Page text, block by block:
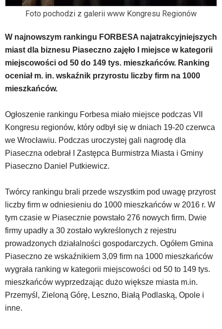
w
dedykowane
klawiaturowe,
zatem
nawigacja
standardowy
sposób.
Na
mogą
znajdować
powszechnie
elementy
wideo
portalu
YouTube
oraz
mapy
Google
Maps
Foto pochodzi z galerii www Kongresu Regionów
W najnowszym rankingu FORBESA najatrakcyjniejszych
miast dla biznesu Piaseczno zajęło I miejsce w kategorii
miejscowości od 50 do 149 tys. mieszkańców. Ranking
oceniał m. in. wskaźnik przyrostu liczby firm na 1000
mieszkańców.
Ogłoszenie rankingu Forbesa miało miejsce podczas VII
Kongresu regionów, który odbył się w dniach 19-20 czerwca
we Wrocławiu. Podczas uroczystej gali nagrodę dla
Piaseczna odebrał I Zastępca Burmistrza Miasta i Gminy
Piaseczno Daniel Putkiewicz.
Twórcy rankingu brali przede wszystkim pod uwagę przyrost
liczby firm w odniesieniu do 1000 mieszkańców w 2016 r. W
tym czasie w Piasecznie powstało 276 nowych firm. Dwie
firmy upadły a 30 zostało wykreślonych z rejestru
prowadzonych działalności gospodarczych. Ogółem Gmina
Piaseczno ze wskaźnikiem 3,09 firm na 1000 mieszkańców
wygrała ranking w kategorii miejscowości od 50 to 149 tys.
mieszkańców wyprzedzając dużo większe miasta m.in.
Przemyśl, Zieloną Górę, Leszno, Białą Podlaską, Opole i
inne.